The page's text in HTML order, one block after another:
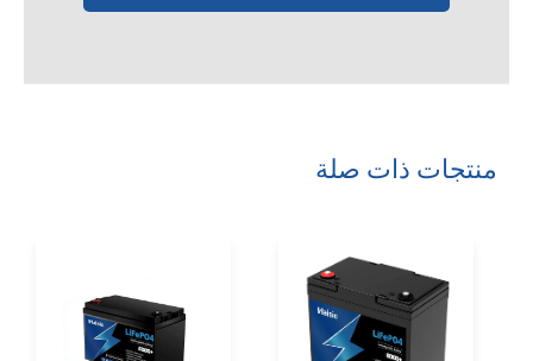
منتجات ذات صلة